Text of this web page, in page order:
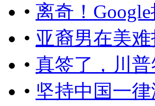
• 离奇！
• 亚裔男在美
• 真签了，川
• 坚持中国一